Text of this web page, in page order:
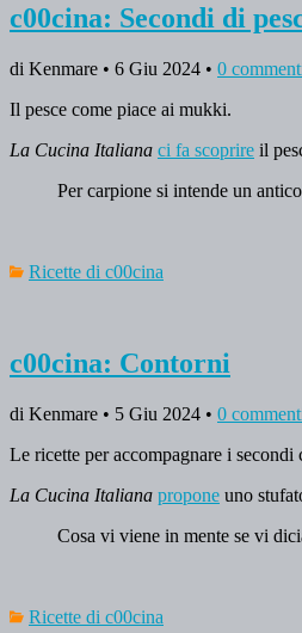
c00cina: Secondi di
di Kenmare • 6 Giu 2024 • 0
Il pesce come piace ai mukki.
La Cucina Italiana ci fa scoprire il
Per carpione si intende un
Ricette di c00cina
c00cina: Contorni
di Kenmare • 5 Giu 2024 • 0
Le ricette per accompagnare i
La Cucina Italiana propone uno
Cosa vi viene in mente se vi
Ricette di c00cina